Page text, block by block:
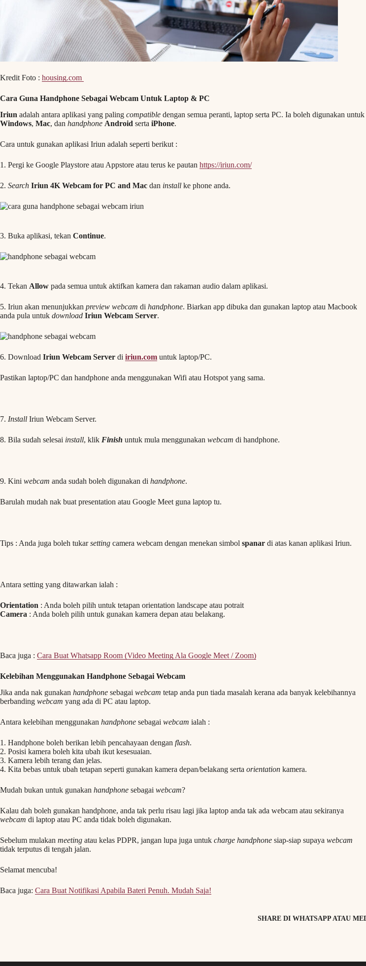
Kredit Foto : housing.com
Cara Guna Handphone Sebagai Webcam Untuk Laptop & PC
Iriun adalah antara aplikasi yang paling compatible dengan semua peranti, laptop serta PC. Ia boleh digunakan untuk
Windows, Mac, dan handphone Android serta iPhone.
Cara untuk gunakan aplikasi Iriun adalah seperti berikut :
1. Pergi ke Google Playstore atau Appstore atau terus ke pautan https://iriun.com/
2. Search Iriun 4K Webcam for PC and Mac dan install ke phone anda.
3. Buka aplikasi, tekan Continue.
4. Tekan Allow pada semua untuk aktifkan kamera dan rakaman audio dalam aplikasi.
5. Iriun akan menunjukkan preview webcam di handphone. Biarkan app dibuka dan gunakan laptop atau Macbook
anda pula untuk download Iriun Webcam Server.
6. Download Iriun Webcam Server di iriun.com untuk laptop/PC.
Pastikan laptop/PC dan handphone anda menggunakan Wifi atau Hotspot yang sama.
7. Install Iriun Webcam Server.
8. Bila sudah selesai install, klik Finish untuk mula menggunakan webcam di handphone.
9. Kini webcam anda sudah boleh digunakan di handphone.
Barulah mudah nak buat presentation atau Google Meet guna laptop tu.
Tips : Anda juga boleh tukarsetting camera webcam dengan menekan simbol spanar di atas kanan aplikasi Iriun.
Antara setting yang ditawarkan ialah :
Orientation : Anda boleh pilih untuk tetapan orientation landscape atau potrait
Camera : Anda boleh pilih untuk gunakan kamera depan atau belakang.
Baca juga : Cara Buat Whatsapp Room (Video Meeting Ala Google Meet / Zoom)
Kelebihan Menggunakan Handphone Sebagai Webcam
Jika anda nak gunakan handphone sebagai webcam tetap anda pun tiada masalah kerana ada banyak kelebihannya
berbanding webcam yang ada di PC atau laptop.
Antara kelebihan menggunakan handphone sebagai webcam ialah :
1. Handphone boleh berikan lebih pencahayaan dengan flash.
2. Posisi kamera boleh kita ubah ikut kesesuaian.
3. Kamera lebih terang dan jelas.
4. Kita bebas untuk ubah tetapan seperti gunakan kamera depan/belakang serta orientation kamera.
Mudah bukan untuk gunakan handphone sebagai webcam?
Kalau dah boleh gunakan handphone, anda tak perlu risau lagi jika laptop anda tak ada webcam atau sekiranya
webcam di laptop atau PC anda tidak boleh digunakan.
Sebelum mulakan meeting atau kelas PDPR, jangan lupa juga untuk charge handphone siap-siap supaya webcam
tidak terputus di tengah jalan.
Selamat mencuba!
Baca juga: Cara Buat Notifikasi Apabila Bateri Penuh. Mudah Saja!
SHARE DI WHATSAPP ATAU